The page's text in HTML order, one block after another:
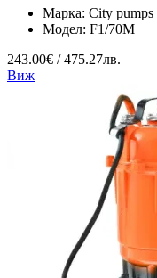
Марка: City pumps
Модел: F1/70M
243.00€ / 475.27лв.
Виж